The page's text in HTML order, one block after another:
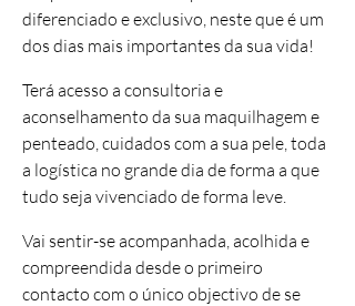
diferenciado e exclusivo, neste que é um
dos dias mais importantes da sua vida!
Terá acesso a consultoria e
aconselhamento da sua maquilhagem e
penteado, cuidados com a sua pele, toda
a logística no grande dia de forma a que
tudo seja vivenciado de forma leve.
Vai sentir-se acompanhada, acolhida e
compreendida desde o primeiro
contacto com o único objectivo de se